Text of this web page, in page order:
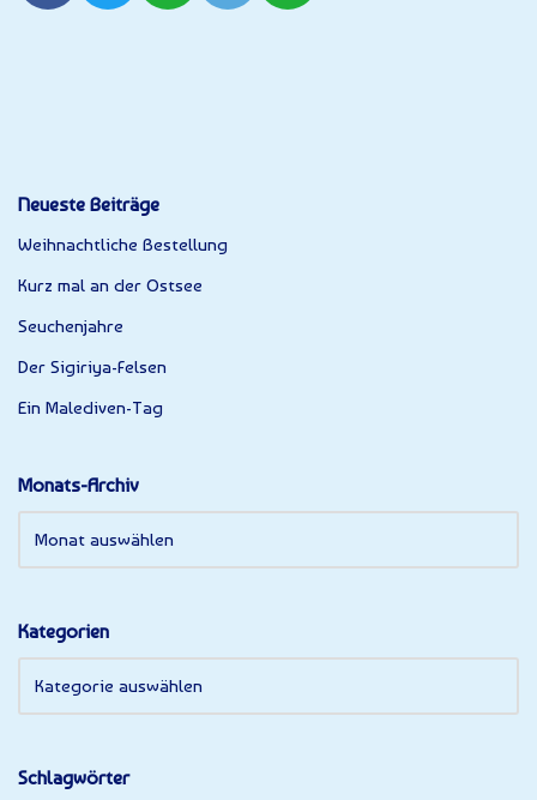
Neueste Beiträge
Weihnachtliche Bestellung
Kurz mal an der Ostsee
Seuchenjahre
Der Sigiriya-Felsen
Ein Malediven-Tag
Monats-Archiv
Kategorien
Schlagwörter